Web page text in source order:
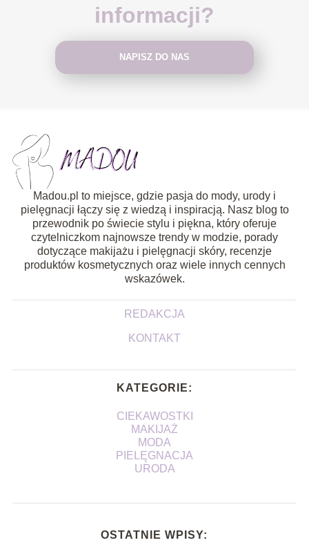
informacji?
NAPISZ DO NAS
Madou.pl to miejsce, gdzie pasja do mody, urody i
pielęgnacji łączy się z wiedzą i inspiracją. Nasz blog to
przewodnik po świecie stylu i piękna, który oferuje
czytelniczkom najnowsze trendy w modzie, porady
dotyczące makijażu i pielęgnacji skóry, recenzje
produktów kosmetycznych oraz wiele innych cennych
wskazówek.
REDAKCJA
KONTAKT
KATEGORIE:
CIEKAWOSTKI
MAKIJAŻ
MODA
PIELĘGNACJA
URODA
OSTATNIE WPISY: